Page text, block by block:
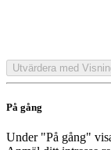
Utvärdera med
På gång
Under "På gång"